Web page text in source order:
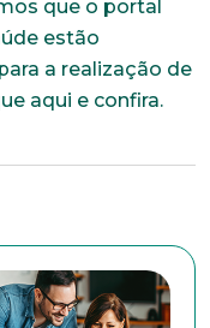
que o portal
estão
a realização de
aqui e confira.